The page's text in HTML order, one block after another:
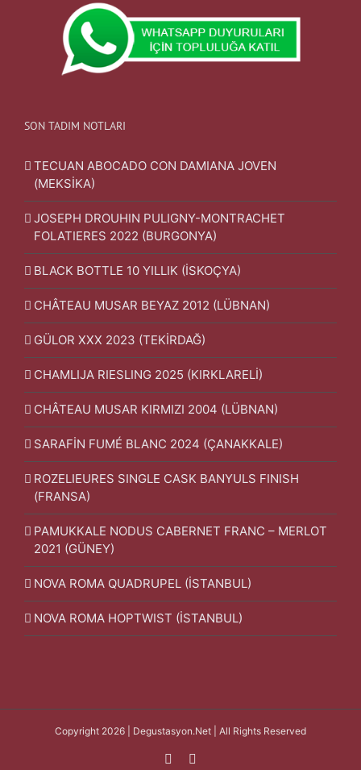
SON TADIM NOTLARI
TECUAN ABOCADO CON DAMIANA JOVEN
(MEKSİKA)
JOSEPH DROUHIN PULIGNY-MONTRACHET
FOLATIERES 2022 (BURGONYA)
BLACK BOTTLE 10 YILLIK (İSKOÇYA)
CHÂTEAU MUSAR BEYAZ 2012 (LÜBNAN)
GÜLOR XXX 2023 (TEKİRDAĞ)
CHAMLIJA RIESLING 2025 (KIRKLARELİ)
CHÂTEAU MUSAR KIRMIZI 2004 (LÜBNAN)
SARAFİN FUMÉ BLANC 2024 (ÇANAKKALE)
ROZELIEURES SINGLE CASK BANYULS FINISH
(FRANSA)
PAMUKKALE NODUS CABERNET FRANC – MERLOT
2021 (GÜNEY)
NOVA ROMA QUADRUPEL (İSTANBUL)
NOVA ROMA HOPTWIST (İSTANBUL)
Copyright 2026 | Degustasyon.Net | All Rights Reserved
Facebook